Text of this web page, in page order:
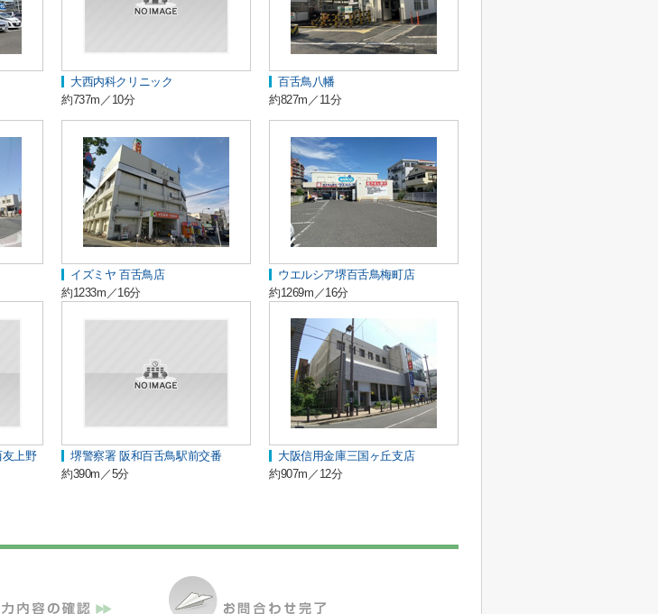
大西内科クリニック
約737m／10分
百舌鳥八幡
約827m／11分
イズミヤ 百舌鳥店
約1233m／16分
ウエルシア堺百舌鳥梅町店
約1269m／16分
友上野
堺警察署 阪和百舌鳥駅前交番
約390m／5分
大阪信用金庫三国ヶ丘支店
約907m／12分